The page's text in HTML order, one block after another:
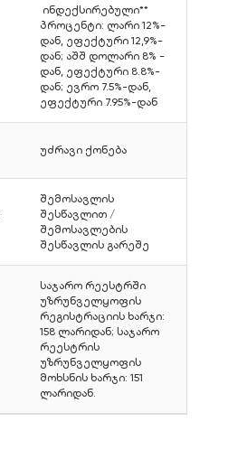
ინდექსირებული**
პროცენტი: ლარი 12%-
დან, ეფექტური 12,9%-
დან; აშშ დოლარი 8% -
დან, ეფექტური 8.8%-
დან; ევრო 7.5%-დან,
ეფექტური 7.95%-დან
უძრავი ქონება
შემოსავლის
შესწავლით /
შემოსავლების
შესწავლის გარეშე
საჯარო რეესტრში
უზრუნველყოფის
რეგისტრაციის ხარჯი:
158 ლარიდან; საჯარო
რეესტრის
უზრუნველყოფის
მოხსნის ხარჯი: 151
ლარიდან.